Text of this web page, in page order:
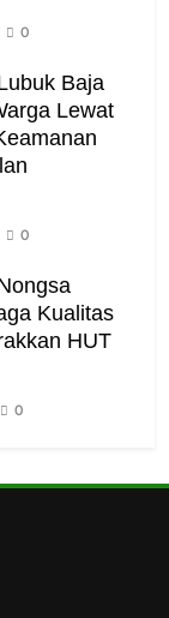
0
Baja
Lewat
0
Kualitas
HUT
0